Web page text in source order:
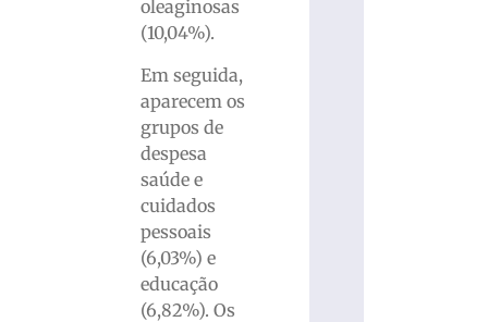
oleaginosas
(10,04%).
Em seguida,
aparecem os
grupos de
despesa
saúde e
cuidados
pessoais
(6,03%) e
educação
(6,82%). Os